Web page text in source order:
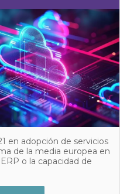
en adopción de servicios
de la media europea en
o la capacidad de